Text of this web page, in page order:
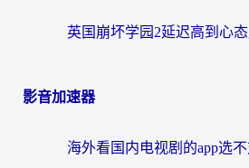
影音加速器